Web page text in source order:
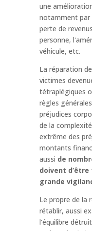
une
notamment par
perte de
personne,
véhicule, etc.
La réparation
victimes
tétraplégiques
règles
préjudices
de la
extrême des
montants
aussi de
doivent
grande
Le propre de la
rétablir, aussi
l'équilibre